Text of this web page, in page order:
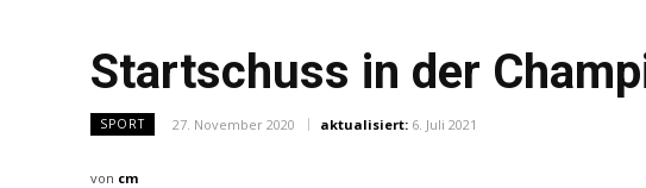
Startschuss in der
SPORT 27. November 2020 aktualisiert: 6. Juli 2021
von cm